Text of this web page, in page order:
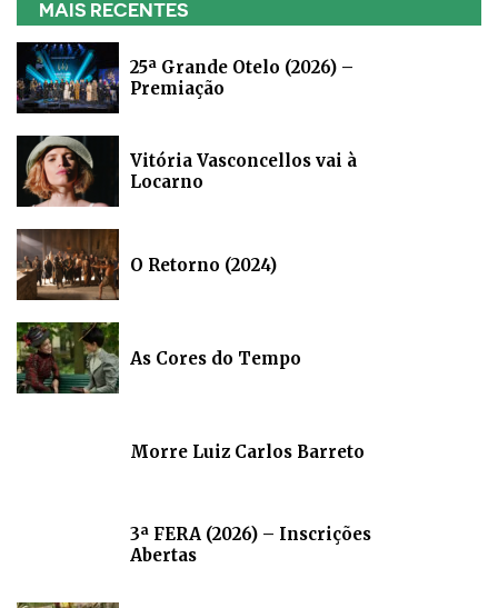
MAIS RECENTES
25ª Grande Otelo (2026) –
Premiação
Vitória Vasconcellos vai à
Locarno
O Retorno (2024)
As Cores do Tempo
Morre Luiz Carlos Barreto
3ª FERA (2026) – Inscrições
Abertas